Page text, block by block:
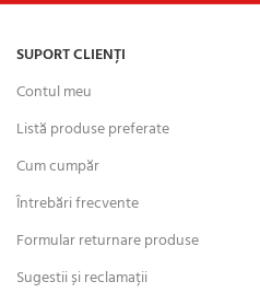
SUPORT CLIENȚI
Contul meu
Listă produse preferate
Cum cumpăr
Întrebări frecvente
Formular returnare produse
Sugestii și reclamații